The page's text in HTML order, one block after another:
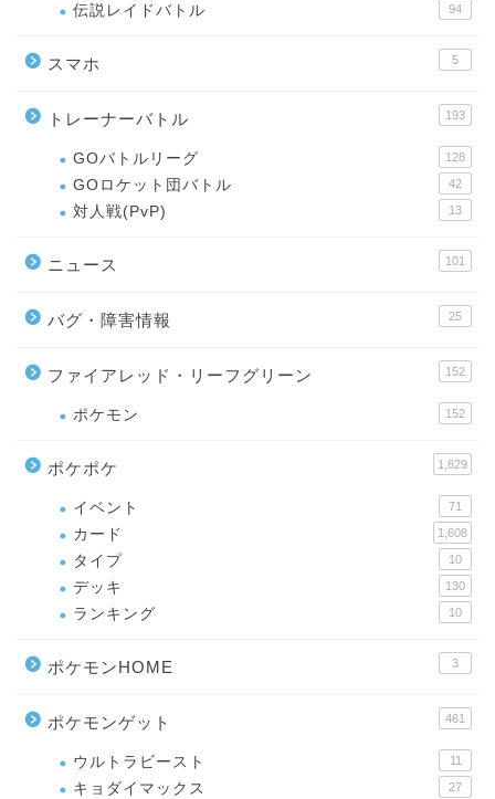
伝説レイドバトル 94
スマホ 5
トレーナーバトル 193
GOバトルリーグ 128
GOロケット団バトル 42
対人戦(PvP) 13
ニュース 101
バグ・障害情報 25
ファイアレッド・リーフグリーン 152
ポケモン 152
ポケポケ 1,829
イベント 71
カード 1,608
タイプ 10
デッキ 130
ランキング 10
ポケモンHOME 3
ポケモンゲット 461
ウルトラビースト 11
キョダイマックス 27